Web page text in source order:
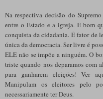
Na respectiva decisão do
entre o Estado e a igreja. É bom
conquista da cidadania. É fator de
única da democracia. Ser livre é
ELE não se impõe a ninguém. O
triste quando nos deparamos com
para ganharem eleições! Ver
Manipulam os eleitores pelo
necessariamente ter Deus.